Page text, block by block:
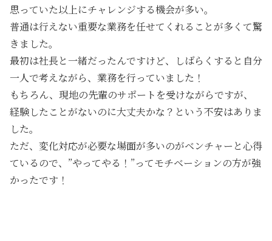
思っていた以上にチャレンジする機会が多い。
普通は行えない重要な業務を任せてくれる ことが多くて驚
きました。
最初は社長と一緒だったんですけど、しばらくすると自分
一人で考えながら、業務を行っていました！
もちろん、現地の先輩のサポートを受けながらですが、
経験したことがないのに大丈夫かな？という不安はありま
した。
ただ、変化対応が必要な場面が多いのがベンチャーと心得
ているので、 ”やってやる！”ってモチベーションの方が強
かったです！